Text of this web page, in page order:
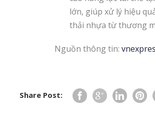
lớn, giúp xử lý hiệu
thải nhựa từ thương
Nguồn thông tin:
Share Post: